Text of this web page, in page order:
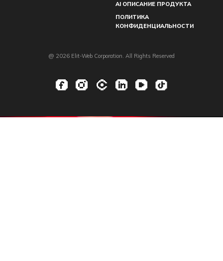
AI ОПИСАНИЕ ПРОДУКТА
ПОЛИТИКА
КОНФИДЕНЦИАЛЬНОСТИ
@ 2026 Elit-Web Corporation. All Rights Reserved